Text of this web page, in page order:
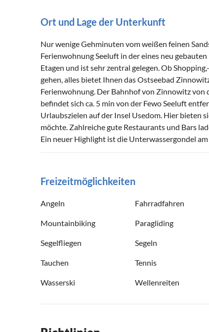
Ort und Lage der Unterkunft
Nur wenige Gehminuten vom weißen feinen
Ferienwohnung Seeluft in der eines neu
Etagen und ist sehr zentral gelegen. Ob
gehen, alles bietet Ihnen das Ostseebad
Ferienwohnung. Der Bahnhof von Zinnowitz von
befindet sich ca. 5 min von der Fewo Seeluft
Urlaubszielen auf der Insel Usedom. Hier bieten
möchte. Zahlreiche gute Restaurants und Bars
Ein neuer Highlight ist die Unterwassergondel
Freizeitmöglichkeiten
Angeln Fahrradfahren
Mountainbiking Paragliding
Segelfliegen Segeln
Tauchen Tennis
Wasserski Wellenreiten